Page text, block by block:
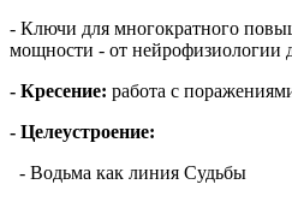
- Ключи для многократного
мощности - от нейрофизиологии
- Кресение: работа с
- Целеустроение:
- Водьма как линия Судьбы